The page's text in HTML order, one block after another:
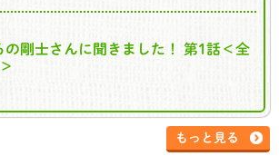
の剛士さんに聞きました！ 第1話＜全
もっと見る